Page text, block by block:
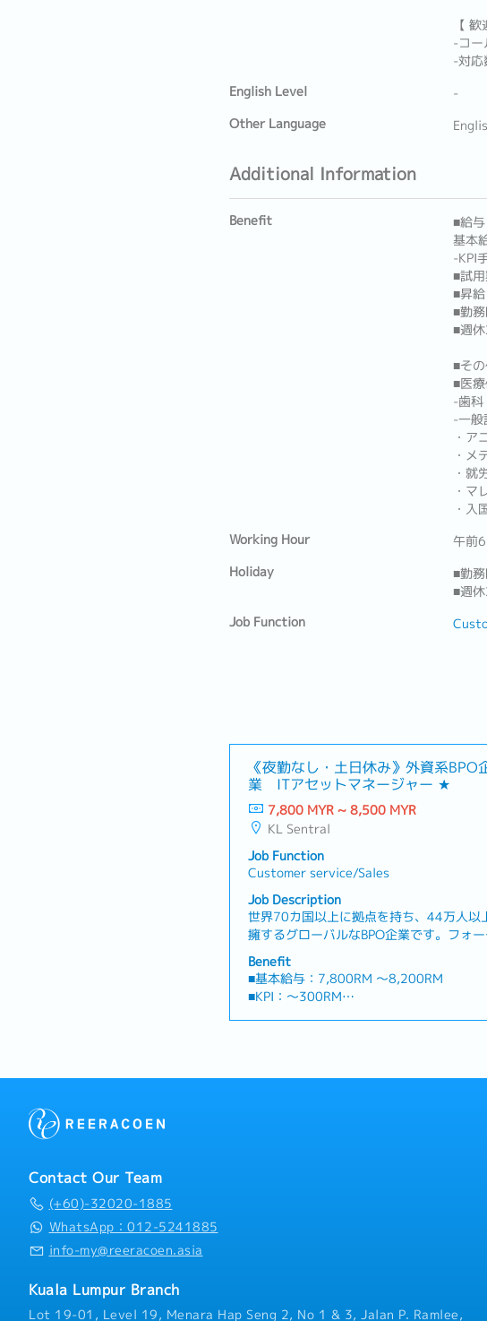
【 歓
-コー
-対応
English Level
-
Other Language
Additional Information
Benefit
■給与
基本
-KPI
■試
■昇
■勤
■週
■そ
■医
-歯科
-一
・ア
・メ
・就
・マ
・入
Working Hour
午前
Holiday
■勤
■週
Job Function
《夜勤なし・土日休み》外資系BPO
業 ITアセットマネージャー ★
7,800 MYR ~ 8,500 MYR
KL Sentral
Job Function
Customer service/Sales
Job Description
世界70カ国以上に拠点を持ち、44万人以
擁するグローバルなBPO企業です。フォ
バル500に選出される155社を含む、
ーバル企業の業務支援を行っており、幅広
プロジェクトを展開しています。この度は
産(ハードウェア、ソフトウェア、ライセ
効率的に管理し、常に最適な状態を維持
イト訪問もご担当いただきます。）【業
の関連部署の単一窓口として対応• 資産
データ)の整合性確認• 保守契約・ライセ
使用状況分析と最適化提案• コンプライア
対応★魅力★・英語を使用し、グローバル
できる・深夜勤務ではないので生活リズ
Benefit
■基本給与：7,800RM 〜8,200RM
■KPI：〜300RM
・家を探すなど生活を整えるため2週間限
・労働ビザ取得サポートあり、費用会
Contact Our Team
(+60)-32020-1885
WhatsApp：012-5241885
info-my@reeracoen.asia
Kuala Lumpur Branch
Lot 19-01, Level 19, Menara Hap Seng 2, No 1 & 3, Jalan P. Ramlee,